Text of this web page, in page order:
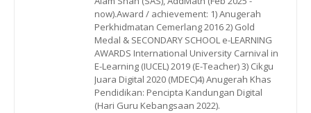
now).Award / achievement: 1) Anugerah
Perkhidmatan Cemerlang 2016 2) Gold
Medal & SECONDARY SCHOOL e-LEARNING
AWARDS International University Carnival in
E-Learning (IUCEL) 2019 (E-Teacher) 3) Cikgu
Juara Digital 2020 (MDEC)4) Anugerah Khas
Pendidikan: Pencipta Kandungan Digital
(Hari Guru Kebangsaan 2022).